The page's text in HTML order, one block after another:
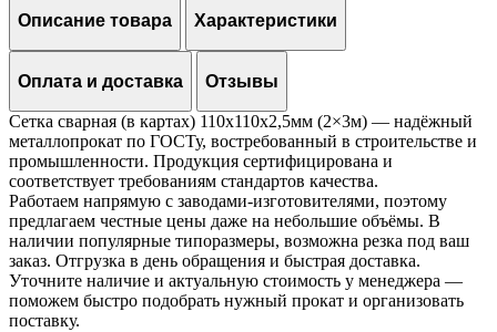
(2x3м)
Описание товара Характеристики
Оплата и доставка Отзывы
Сетка сварная (в картах) 110х110х2,5мм (2×3м) — надёжный
металлопрокат по ГОСТу, востребованный в строительстве и
промышленности. Продукция сертифицирована и
соответствует требованиям стандартов качества.
Работаем напрямую с заводами-изготовителями, поэтому
предлагаем честные цены даже на небольшие объёмы. В
наличии популярные типоразмеры, возможна резка под ваш
заказ. Отгрузка в день обращения и быстрая доставка.
Уточните наличие и актуальную стоимость у менеджера —
поможем быстро подобрать нужный прокат и организовать
поставку.